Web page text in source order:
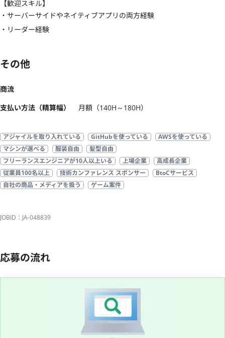
【歓迎スキル】
・サーバーサイドやネイティブアプリの両方経験
・リーダー経験
その他
商流
支払い方法（精算幅）
月額（140H～180H）
アジャイルを取り入れている GitHubを使っている
AWSを使っている
マシンが選べる
服装自由
髪型自由
フリーランスエンジニアが10人以上いる
上場企業
高成長企業
従業員100名以上
技術カンファレンス スポンサー
BtoCサービス
自社の商品・メディアを扱う
ゲーム案件
JOBID：JA-048839
応募の流れ